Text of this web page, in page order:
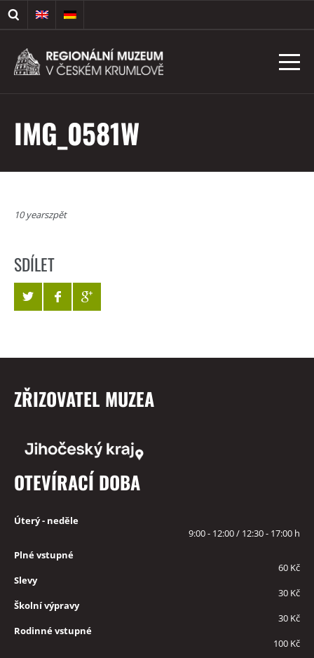
IMG_0581W
10 yearszpět
SDÍLET
ZŘIZOVATEL MUZEA
OTEVÍRACÍ DOBA
Úterý - neděle
9:00 - 12:00 / 12:30 - 17:00 h
Plné vstupné
60 Kč
Slevy
30 Kč
Školní výpravy
30 Kč
Rodinné vstupné
100 Kč